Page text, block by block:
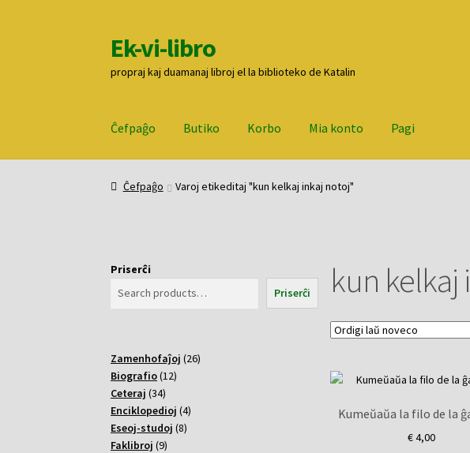
Pretersalti
al
navigado
Iri
rekte
al
enhavo
Ek-vi-libro
propraj kaj duamanaj libroj el la biblioteko de Katalin
Ĉefpaĝo Butiko Korbo Mia konto Pagi
ĈefpaĝoButiko Korbo Mia konto Pagi
Ĉefpaĝo Varoj etikeditaj "kun kelkaj inkaj notoj"
kun kelkaj
Kumeŭaŭa la filo de la
€4,00
Priserĉi
Priserĉi
Zamenhofaĵoj 2626
Biografio 1212
Ceteraj 3434
varoj
Enciklopedioj 44
Eseoj-studoj 88
Faklibroj 99